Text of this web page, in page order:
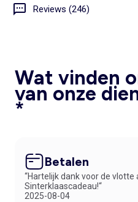
Reviews (246)
Wat vinden
van onze
*
Betalen
“Hartelijk dank voor de
Sinterklaascadeau!“
2025-08-04